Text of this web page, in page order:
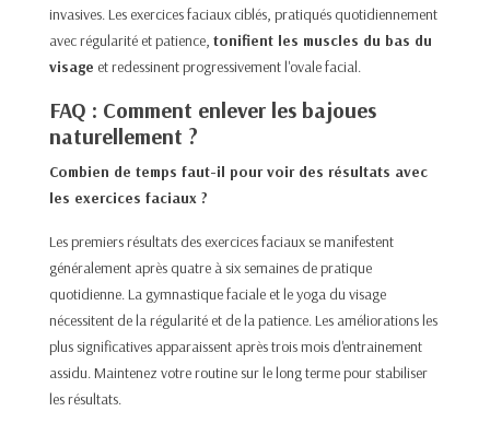
invasives. Les exercices faciaux ciblés, pratiqués quotidiennement
avec régularité et patience, tonifient les muscles du bas du
visage et redessinent progressivement l'ovale facial. ​
FAQ : Comment enlever les bajoues
naturellement ?
Combien de temps faut-il pour voir des résultats avec
les exercices faciaux ?
Les premiers résultats des exercices faciaux se manifestent
généralement après quatre à six semaines de pratique
quotidienne. La gymnastique faciale et le yoga du visage
nécessitent de la régularité et de la patience. Les améliorations les
plus significatives apparaissent après trois mois d'entrainement
assidu. Maintenez votre routine sur le long terme pour stabiliser
les résultats.​